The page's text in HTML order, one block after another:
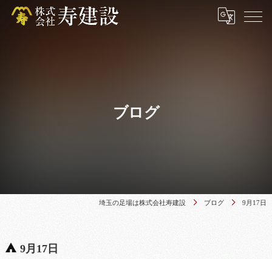
ブログ
埼玉の足場は株式会社寿建設 ブログ 9月17日
9月17日